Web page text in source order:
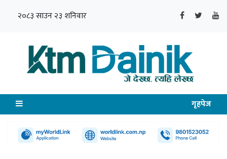
२०८३ साउन २३ शनिवार
गृहपेज